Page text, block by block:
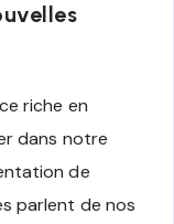
riche en
dans notre
de
parlent de nos